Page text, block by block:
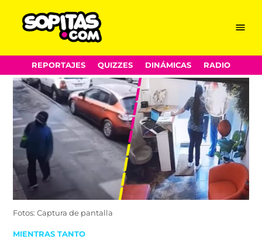
Skip
to
content
Menu
REPORTAJES QUIZZES DINÁMICAS RADIO
Fotos: Captura de pantalla
POSTED
MIENTRAS TANTO